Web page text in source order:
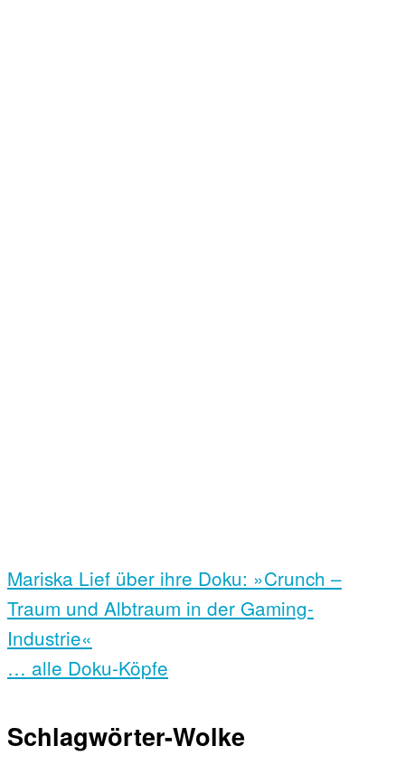
Mariska Lief über ihre Doku: »Crunch –
Traum und Albtraum in der Gaming-
Industrie«
… alle Doku-Köpfe
Schlagwörter-Wolke